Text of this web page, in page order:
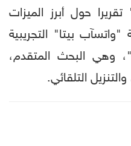
حول أبرز الميزات
بيتا" التجريبية
وهي البحث المتقدم،
التلقائي.